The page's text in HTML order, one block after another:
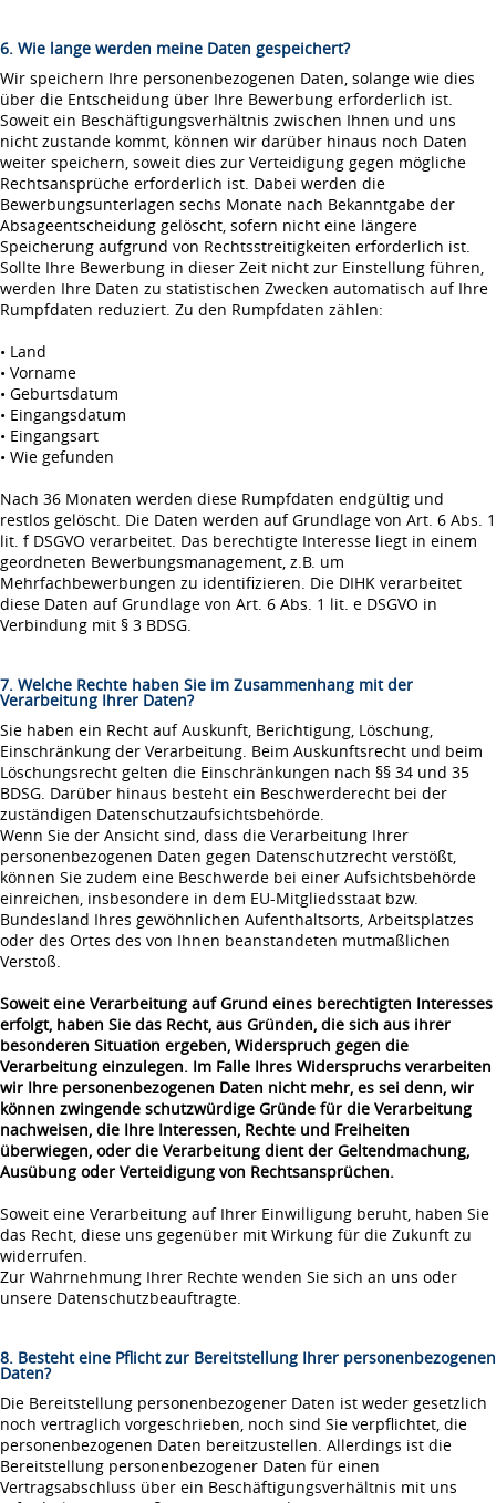
6. Wie lange werden meine Daten gespeichert?
Wir speichern Ihre personenbezogenen Daten, solange wie dies
über die Entscheidung über Ihre Bewerbung erforderlich ist.
Soweit ein Beschäftigungsverhältnis zwischen Ihnen und uns
nicht zustande kommt, können wir darüber hinaus noch Daten
weiter speichern, soweit dies zur Verteidigung gegen mögliche
Rechtsansprüche erforderlich ist. Dabei werden die
Bewerbungsunterlagen sechs Monate nach Bekanntgabe der
Absageentscheidung gelöscht, sofern nicht eine längere
Speicherung aufgrund von Rechtsstreitigkeiten erforderlich ist.
Sollte Ihre Bewerbung in dieser Zeit nicht zur Einstellung führen,
werden Ihre Daten zu statistischen Zwecken automatisch auf Ihre
Rumpfdaten reduziert. Zu den Rumpfdaten zählen:
• Land
• Vorname
• Geburtsdatum
• Eingangsdatum
• Eingangsart
• Wie gefunden
Nach 36 Monaten werden diese Rumpfdaten endgültig und
restlos gelöscht. Die Daten werden auf Grundlage von Art. 6 Abs. 1
lit. f DSGVO verarbeitet. Das berechtigte Interesse liegt in einem
geordneten Bewerbungsmanagement, z.B. um
Mehrfachbewerbungen zu identifizieren. Die DIHK verarbeitet
diese Daten auf Grundlage von Art. 6 Abs. 1 lit. e DSGVO in
Verbindung mit § 3 BDSG.
7. Welche Rechte haben Sie im Zusammenhang mit der
Verarbeitung Ihrer Daten?
Sie haben ein Recht auf Auskunft, Berichtigung, Löschung,
Einschränkung der Verarbeitung. Beim Auskunftsrecht und beim
Löschungsrecht gelten die Einschränkungen nach §§ 34 und 35
BDSG. Darüber hinaus besteht ein Beschwerderecht bei der
zuständigen Datenschutzaufsichtsbehörde.
Wenn Sie der Ansicht sind, dass die Verarbeitung Ihrer
personenbezogenen Daten gegen Datenschutzrecht verstößt,
können Sie zudem eine Beschwerde bei einer Aufsichtsbehörde
einreichen, insbesondere in dem EU-Mitgliedsstaat bzw.
Bundesland Ihres gewöhnlichen Aufenthaltsorts, Arbeitsplatzes
oder des Ortes des von Ihnen beanstandeten mutmaßlichen
Verstoß.
Soweit eine Verarbeitung auf Grund eines berechtigten Interesses
erfolgt, haben Sie das Recht, aus Gründen, die sich aus ihrer
besonderen Situation ergeben, Widerspruch gegen die
Verarbeitung einzulegen. Im Falle Ihres Widerspruchs verarbeiten
wir Ihre personenbezogenen Daten nicht mehr, es sei denn, wir
können zwingende schutzwürdige Gründe für die Verarbeitung
nachweisen, die Ihre Interessen, Rechte und Freiheiten
überwiegen, oder die Verarbeitung dient der Geltendmachung,
Ausübung oder Verteidigung von Rechtsansprüchen.
Soweit eine Verarbeitung auf Ihrer Einwilligung beruht, haben Sie
das Recht, diese uns gegenüber mit Wirkung für die Zukunft zu
widerrufen.
Zur Wahrnehmung Ihrer Rechte wenden Sie sich an uns oder
unsere Datenschutzbeauftragte.
8. Besteht eine Pflicht zur Bereitstellung Ihrer personenbezogenen
Daten?
Die Bereitstellung personenbezogener Daten ist weder gesetzlich
noch vertraglich vorgeschrieben, noch sind Sie verpflichtet, die
personenbezogenen Daten bereitzustellen. Allerdings ist die
Bereitstellung personenbezogener Daten für einen
Vertragsabschluss über ein Beschäftigungsverhältnis mit uns